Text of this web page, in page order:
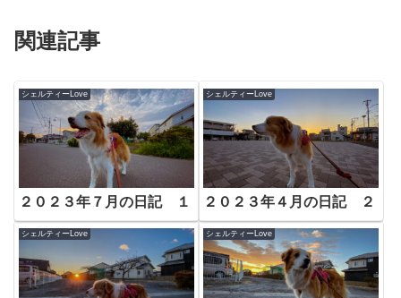
関連記事
シェルティーLove
２０２３年７月の日記 １
シェルティーLove
２０２３年４月の日記 ２
シェルティーLove シェルティーLove